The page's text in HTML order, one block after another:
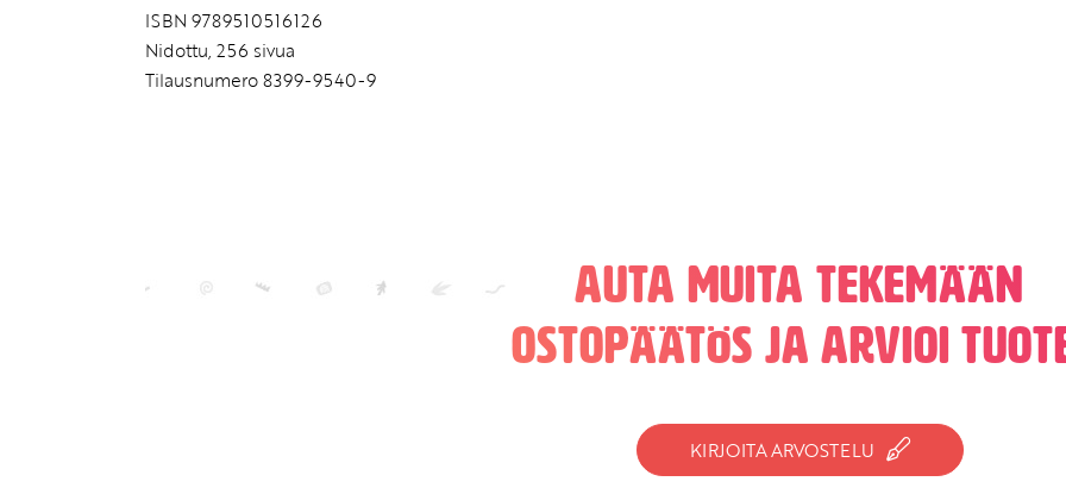
ISBN 9789510516126
Nidottu, 256 sivua
Tilausnumero 8399-9540-9
Auta muita tekemään
ostopäätös ja arvioi
KIRJOITA ARVOSTELU